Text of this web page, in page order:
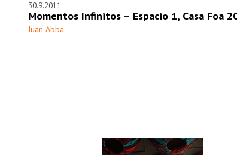
30.9.2011
Momentos Infinitos – Espacio 1, Casa Foa
Juan Abba